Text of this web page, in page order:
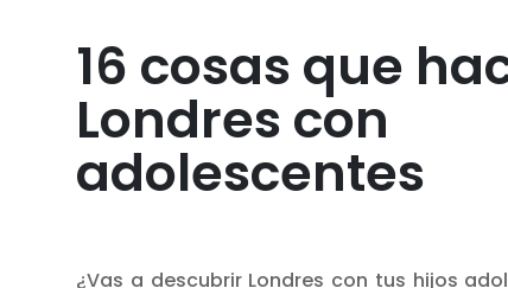
16 cosas que
Londres con
adolescentes
¿Vas a descubrir Londres con tus hijos